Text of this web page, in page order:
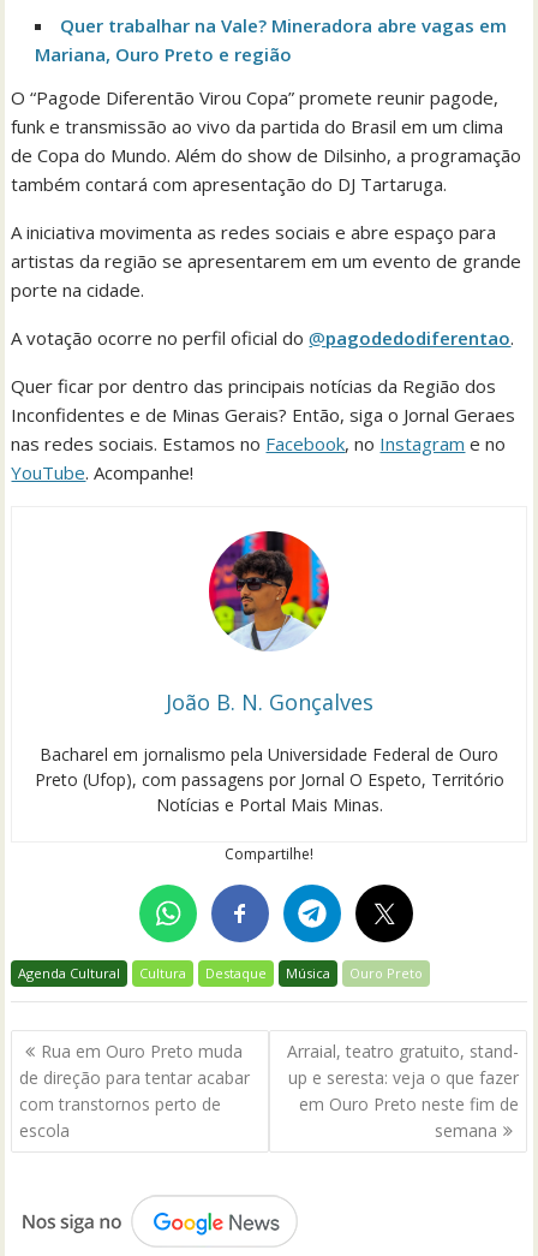
Quer trabalhar na Vale? Mineradora abre vagas em
Mariana, Ouro Preto e região
O “Pagode Diferentão Virou Copa” promete reunir pagode,
funk e transmissão ao vivo da partida do Brasil em um clima
de Copa do Mundo. Além do show de Dilsinho, a programação
também contará com apresentação do DJ Tartaruga.
A iniciativa movimenta as redes sociais e abre espaço para
artistas da região se apresentarem em um evento de grande
porte na cidade.
A votação ocorre no perfil oficial do@pagodedodiferentao.
Quer ficar por dentro das principais notícias da Região dos
Inconfidentes e de Minas Gerais? Então, siga o Jornal Geraes
nas redes sociais. Estamos no Facebook, no Instagram e no
YouTube. Acompanhe!
João B. N. Gonçalves
Bacharel em jornalismo pela Universidade Federal de Ouro
Preto (Ufop), com passagens por Jornal O Espeto, Território
Notícias e Portal Mais Minas.
Compartilhe!
Agenda Cultural Cultura Destaque Música Ouro Preto
Navegação
de
Post
Rua em Ouro Preto muda
de direção para tentar acabar
com transtornos perto de
escola
Arraial, teatro gratuito, stand-
up e seresta: veja o que fazer
em Ouro Preto neste fim de
semana